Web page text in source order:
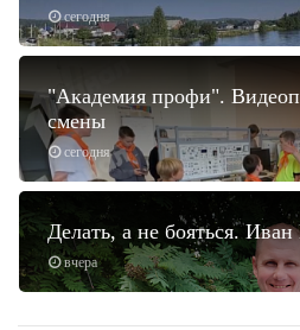
сегодня
сегодня
"Академия профи".
смены
вчера
Делать, а не бояться.